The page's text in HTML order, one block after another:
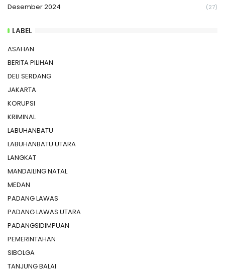
Desember 2024 (27)
LABEL
ASAHAN
BERITA PILIHAN
DELI SERDANG
JAKARTA
KORUPSI
KRIMINAL
LABUHANBATU
LABUHANBATU UTARA
LANGKAT
MANDAILING NATAL
MEDAN
PADANG LAWAS
PADANG LAWAS UTARA
PADANGSIDIMPUAN
PEMERINTAHAN
SIBOLGA
TANJUNG BALAI